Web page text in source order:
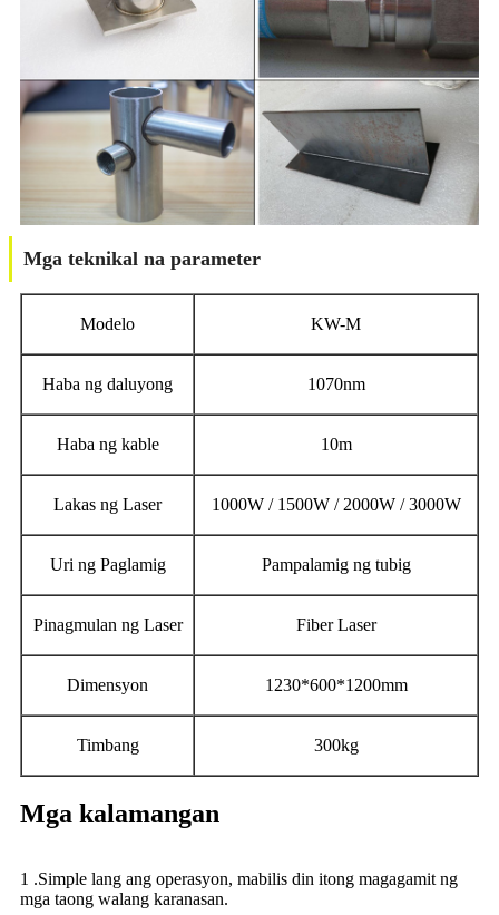
Mga teknikal na parameter
Modelo KW-M
Haba ng daluyong 1070nm
Haba ng kable 10m
Lakas ng Laser 1000W / 1500W / 2000W / 3000W
Uri ng Paglamig Pampalamig ng tubig
Pinagmulan ng Laser Fiber Laser
Dimensyon 1230*600*1200mm
Timbang 300kg
Mga kalamangan
1 .Simple lang ang operasyon, mabilis din itong magagamit ng
mga taong walang karanasan.